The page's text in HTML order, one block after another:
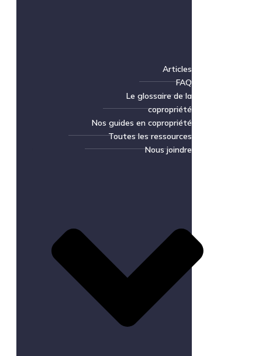
Articles
FAQ
Le glossaire de la
copropriété
Nos guides en copropriété
Toutes les ressources
Nous joindre